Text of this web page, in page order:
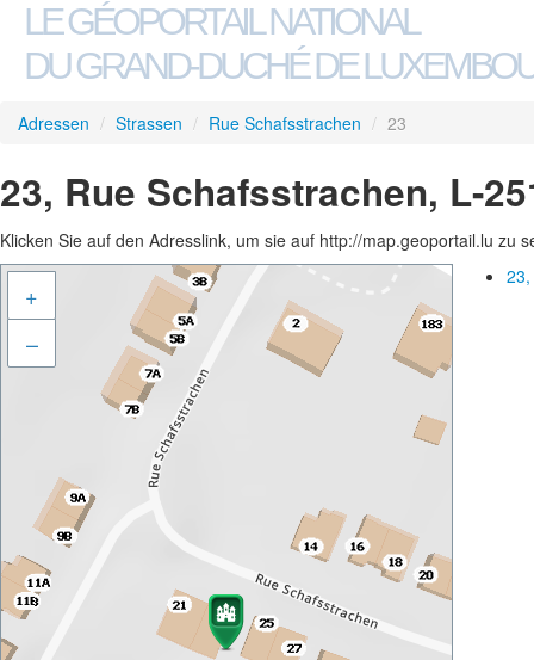
LE GÉOPORTAIL NATIONAL
DU GRAND-DUCHÉ DE
Adressen / Strassen / Rue Schafsstrachen / 23
23, Rue Schafsstrachen, L-
Klicken Sie auf den Adresslink, um sie auf http://map.geoportail.lu zu
+
–